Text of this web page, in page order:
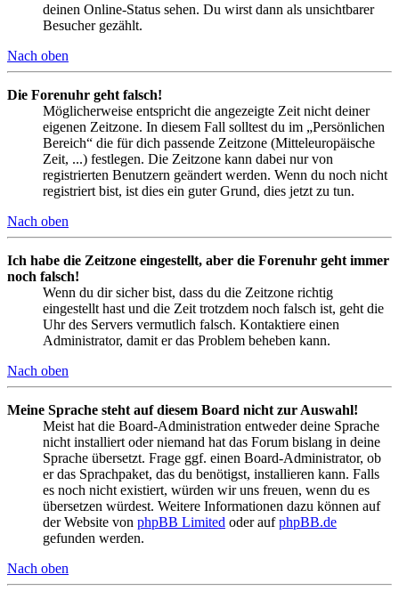
deinen Online-Status sehen. Du wirst dann als unsichtbarer
Besucher gezählt.
Nach oben
Die Forenuhr geht falsch!
Möglicherweise entspricht die angezeigte Zeit nicht deiner
eigenen Zeitzone. In diesem Fall solltest du im „Persönlichen
Bereich“ die für dich passende Zeitzone (Mitteleuropäische
Zeit, ...) festlegen. Die Zeitzone kann dabei nur von
registrierten Benutzern geändert werden. Wenn du noch nicht
registriert bist, ist dies ein guter Grund, dies jetzt zu tun.
Nach oben
Ich habe die Zeitzone eingestellt, aber die Forenuhr geht immer
noch falsch!
Wenn du dir sicher bist, dass du die Zeitzone richtig
eingestellt hast und die Zeit trotzdem noch falsch ist, geht die
Uhr des Servers vermutlich falsch. Kontaktiere einen
Administrator, damit er das Problem beheben kann.
Nach oben
Meine Sprache steht auf diesem Board nicht zur Auswahl!
Meist hat die Board-Administration entweder deine Sprache
nicht installiert oder niemand hat das Forum bislang in deine
Sprache übersetzt. Frage ggf. einen Board-Administrator, ob
er das Sprachpaket, das du benötigst, installieren kann. Falls
es noch nicht existiert, würden wir uns freuen, wenn du es
übersetzen würdest. Weitere Informationen dazu können auf
der Website von phpBB Limited oder aufphpBB.de
gefunden werden.
Nach oben